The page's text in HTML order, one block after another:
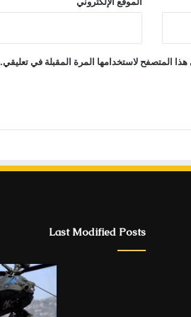
المتصفح لاستخدامها المرة المقبلة في تعليقي.
Last Modified Posts